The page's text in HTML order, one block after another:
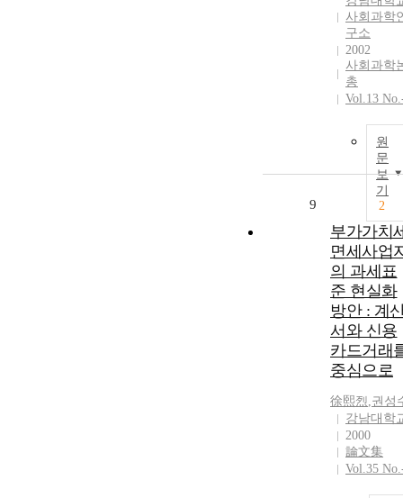
사회과학
구소
2002
사회과학
총
Vol.13
원
문
보
기
2
9
부가가치
면세사업
의 과세표
준 현실화
방안 : 계
서와 신용
카드거래
중심으로
徐熙烈,권성
강남대학
2000
論文集
Vol.35